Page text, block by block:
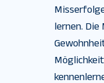
lernen. Die